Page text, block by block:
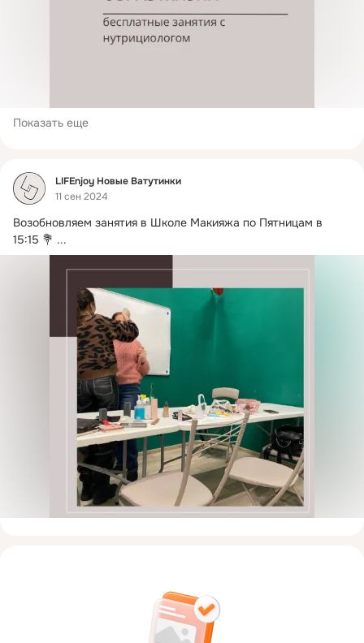
Показать еще
Фид
LIFEnjoy Новые Ватутинки
11 сен 2024
Возобновляем занятия в Школе Макияжа по Пятницам в
15:15 💐 ...